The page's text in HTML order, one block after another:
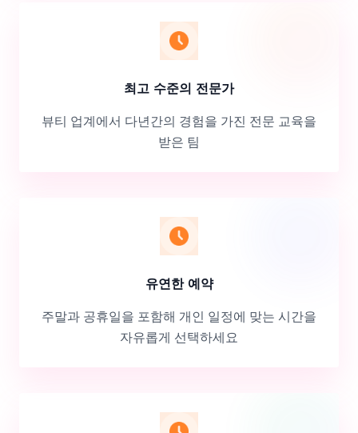
최고 수준의 전문가
뷰티 업계에서 다년간의 경험을 가진 전문 교육을
받은 팀
유연한 예약
주말과 공휴일을 포함해 개인 일정에 맞는 시간을
자유롭게 선택하세요